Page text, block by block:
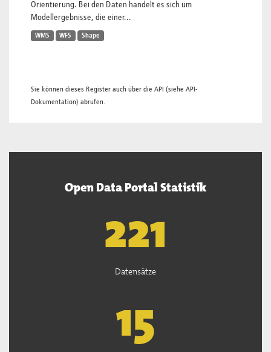
Orientierung. Bei den Daten handelt es sich um
Modellergebnisse, die einer...
WMS WFS Shape
Sie können dieses Register auch über die API (siehe API-
Dokumentation) abrufen.
Open Data Portal Statistik
222
Datensätze
15